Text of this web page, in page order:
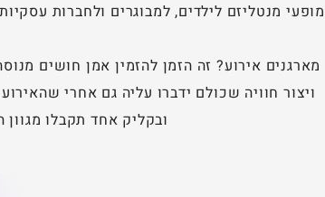
מופעי מנטליזם לילדים, למבוגרים ולחברות עסקיות
מארגנים אירוע? זה הזמן להזמין אמן חושים
ויצור חוויה שכולם ידברו עליה גם אחרי
ובקליק אחד תקבלו